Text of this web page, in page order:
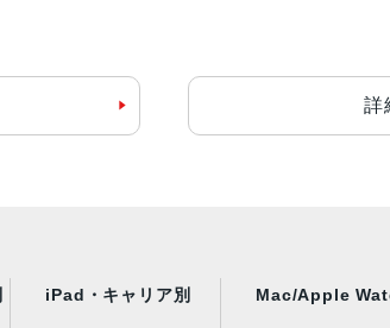
詳
iPad・キャリア別 Mac/Apple